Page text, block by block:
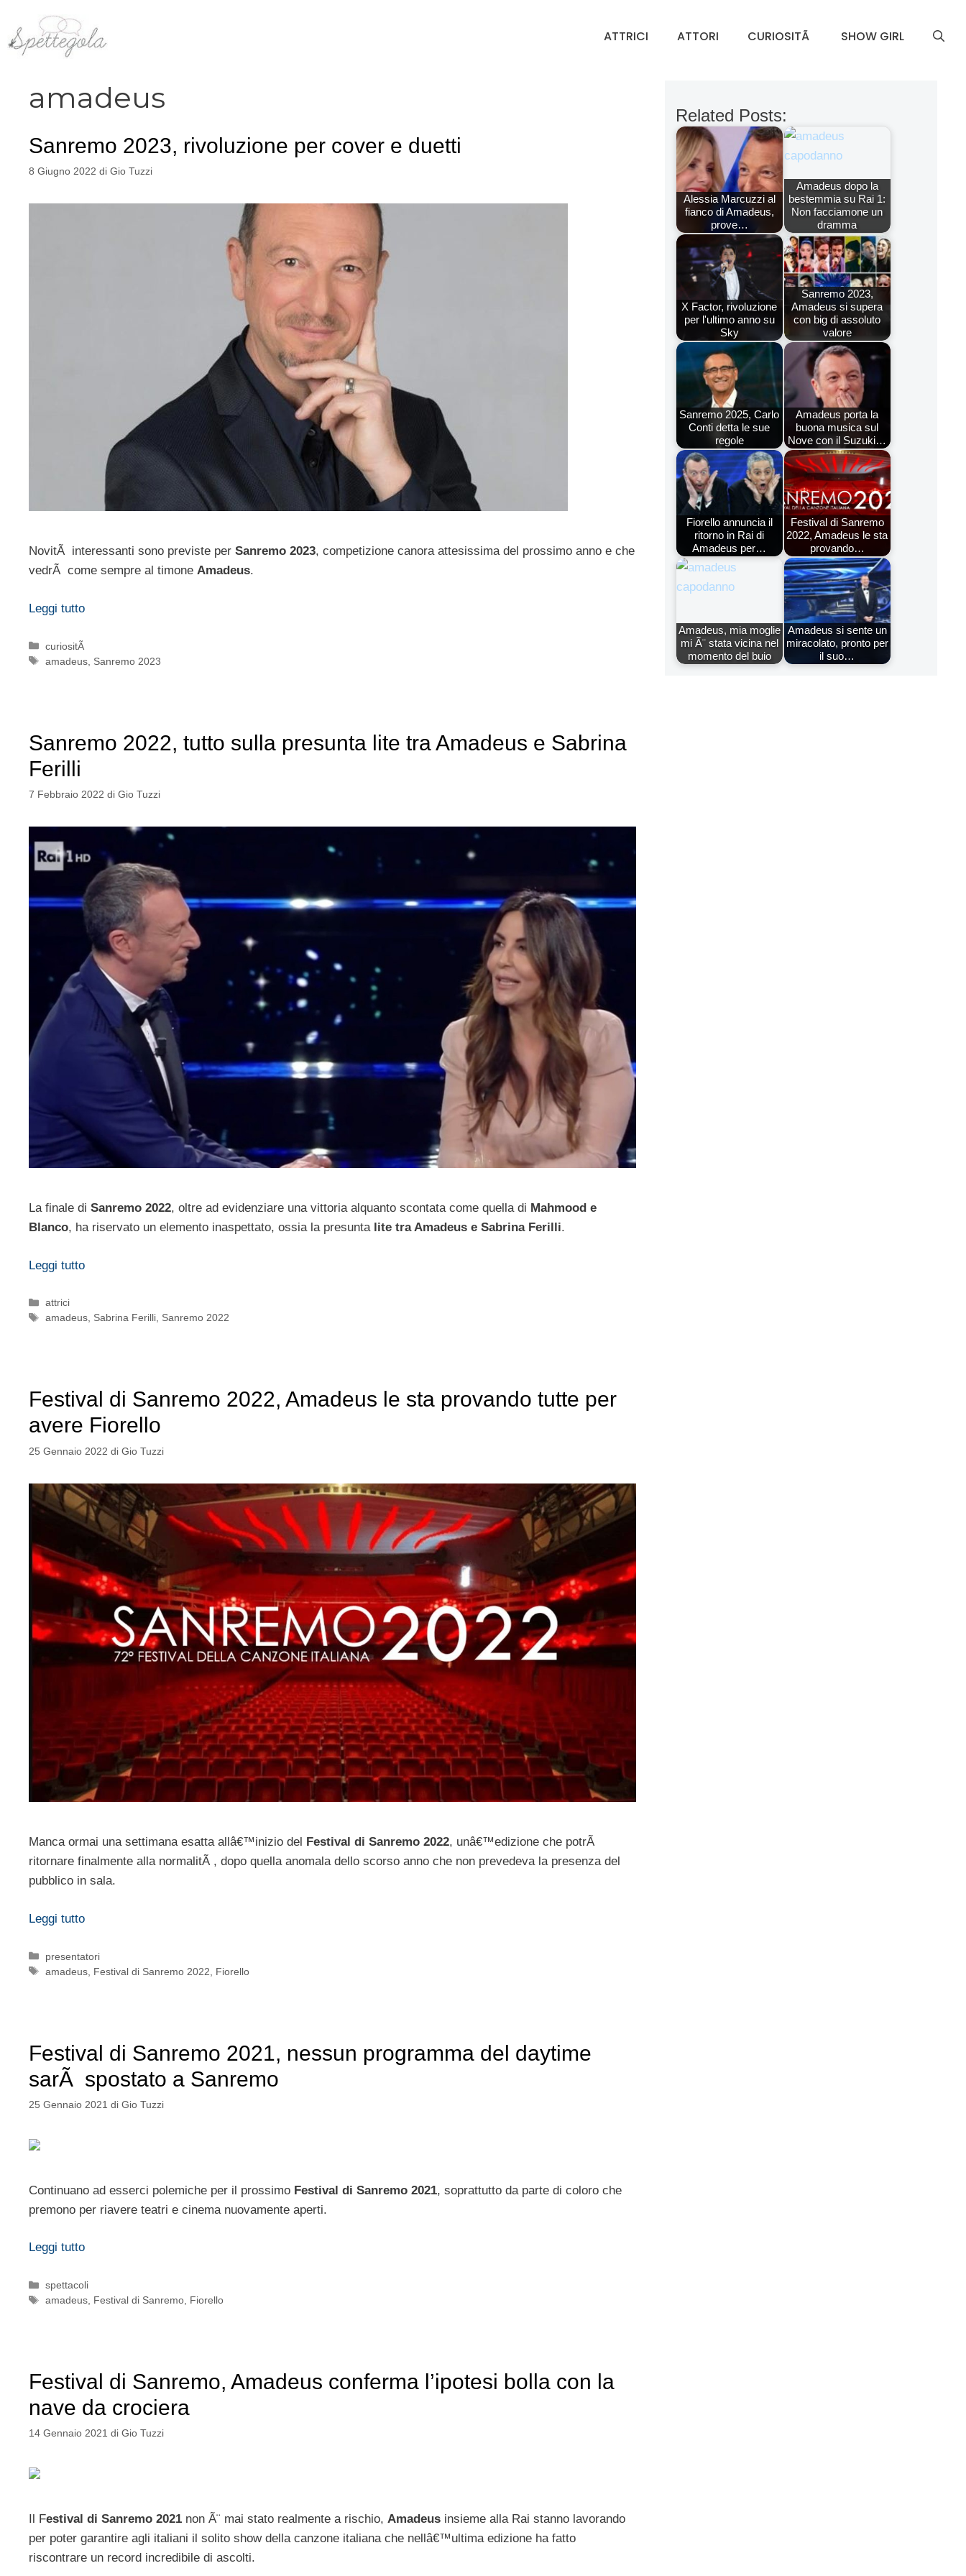
contenuto
ATTRICI ATTORI CURIOSITÃ SHOW GIRL
amadeus
Sanremo 2023, rivoluzione per cover e duetti
8 Giugno 2022 di Gio Tuzzi
NovitÃ interessanti sono previste per Sanremo 2023, competizione canora attesissima del prossimo anno e che
vedrÃ come sempre al timone Amadeus.
Leggi tutto
Categorie
curiositÃ
Tag
amadeus Sanremo 2023
Sanremo 2022, tutto sulla presunta lite tra Amadeus e Sabrina
Ferilli
7 Febbraio 2022 di Gio Tuzzi
La finale di Sanremo 2022, oltre ad evidenziare una vittoria alquanto scontata come quella di Mahmood e
Blanco, ha riservato un elemento inaspettato, ossia la presunta lite tra Amadeus e Sabrina Ferilli.
Leggi tutto
Categorie
attrici
Tag
amadeus, Sabrina Ferilli, Sanremo 2022
Festival di Sanremo 2022, Amadeus le sta provando tutte per
avere Fiorello
25 Gennaio 2022 di Gio Tuzzi
Manca ormai una settimana esatta allâ€™inizio del Festival di Sanremo 2022, unâ€™edizione che potrÃ
ritornare finalmente alla normalitÃ , dopo quella anomala dello scorso anno che non prevedeva la presenza del
pubblico in sala.
Leggi tutto
Categorie
presentatori
Tag
amadeus Festival di Sanremo 2022 Fiorello
Festival di Sanremo 2021, nessun programma del daytime
sarÃ spostato a Sanremo
25 Gennaio 2021 di Gio Tuzzi
Continuano ad esserci polemiche per il prossimo Festival di Sanremo 2021, soprattutto da parte di coloro che
premono per riavere teatri e cinema nuovamente aperti.
Leggi tutto
Categorie
spettacoli
Tag
amadeus Festival di Sanremo Fiorello
Festival di Sanremo, Amadeus conferma l’ipotesi bolla con la
nave da crociera
14 Gennaio 2021 di Gio Tuzzi
Il Festival di Sanremo 2021 non Ã¨ mai stato realmente a rischio, Amadeus insieme alla Rai stanno lavorando
per poter garantire agli italiani il solito show della canzone italiana che nellâ€™ultima edizione ha fatto
riscontrare un record incredibile di ascolti.
Related Posts:
Alessia Marcuzzi al
fianco di Amadeus,
prove…
Amadeus dopo la
bestemmia su Rai 1:
Non facciamone un
dramma
X Factor, rivoluzione
per l'ultimo anno su
Sky
Sanremo 2023,
Amadeus si supera
con big di assoluto
valore
Sanremo 2025, Carlo
Conti detta le sue
regole
Amadeus porta la
buona musica sul
Nove con il Suzuki…
Fiorello annuncia il
ritorno in Rai di
Amadeus per…
Festival di Sanremo
2022, Amadeus le sta
provando…
Amadeus, mia moglie
mi Ã¨ stata vicina nel
momento del buio
Amadeus si sente un
miracolato, pronto per
il suo…